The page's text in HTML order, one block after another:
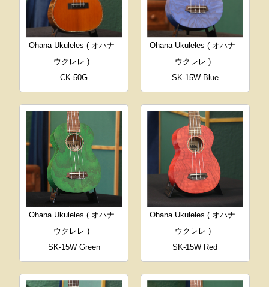
Ohana Ukuleles ( オハナ
ウクレレ )
CK-50G
Ohana Ukuleles ( オハナ
ウクレレ )
SK-15W Blue
Ohana Ukuleles ( オハナ
ウクレレ )
SK-15W Green
Ohana Ukuleles ( オハナ
ウクレレ )
SK-15W Red